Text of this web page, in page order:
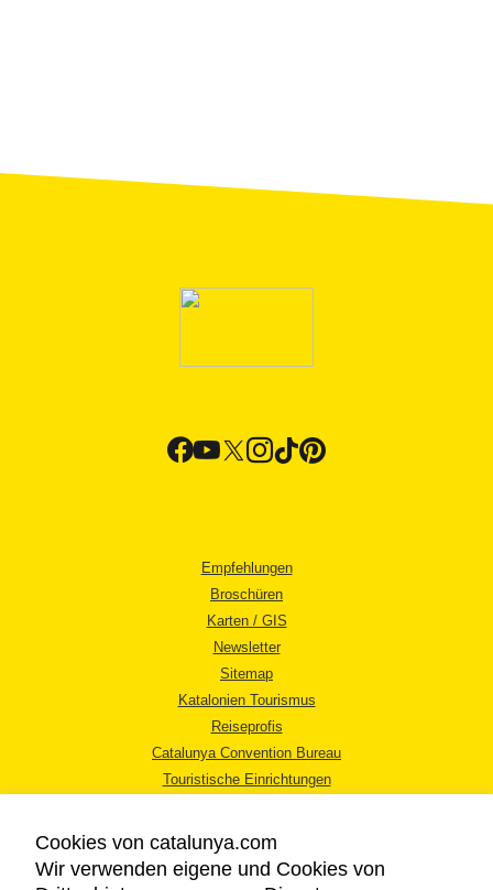
Empfehlungen
Broschüren
Karten / GIS
Newsletter
Sitemap
Katalonien Tourismus
Reiseprofis
Catalunya Convention Bureau
Touristische Einrichtungen
Cookies von catalunya.com
Wir verwenden eigene und Cookies von